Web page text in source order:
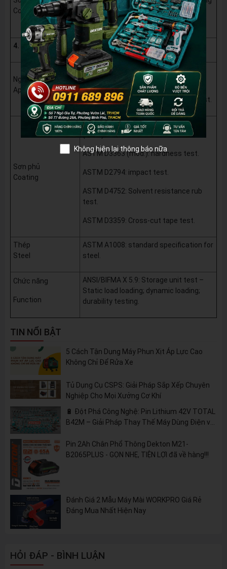
Coating
technology.
Độ bền lớp phủ: 10 năm / 10 years.
4. TIÊU CHUẨN / STANDARDS
Ngoại quan
Appearance
16 CFR 1500.48/1500.49 (Scope
widened): sharp point test.
16 CFR 1303: lead-containing paint test.
Sơn phủ
Coating
ASTM B117 (mod.) & ASTM D610
(mod.): corrosion test.
ASTM D3363 (mod.): hardness test.
ASTM D2794: impact test.
ASTM D4752: Solvent resistance rub
test.
ASTM D3359: Cross-cut tape test.
Thép
Steel
ASTM A1008: standard specification for
steel.
Chức năng
Function
ANSI/BIFMA X 5.9: Storage unit test –
Static load loading; dynamic loading;
durability testing.
TIN NỔI BẬT
5 Cách Tận Dụng Máy Phun Xịt Áp Lực Cao
Không Chỉ Để Rửa Xe
Tủ Dụng Cụ CSPS: Giải Pháp Sắp Xếp Chuyên
Nghiệp Cho Mọi Xưởng Cơ Khí
🔋 Đột Phá Công Nghệ: Pin Lithium 42V TOTAL
B42M – Giải Pháp Thay Thế Máy Dùng Điện và
Pin 2Ah Chân Phổ Thông Dekton M21-
B2065PLUS - GỌN NHẸ, TIỆN LỢI đã về hàng!!!
Đánh Giá 2 Mẫu Máy Mài WORKPRO Giá Rẻ
Đáng Mua Nhất Hiện Nay
HỎI ĐÁP - BÌNH LUẬN
Không hiện lại thông báo nữa